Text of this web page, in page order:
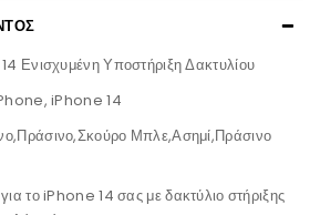
Ενισχυμένη Υποστήριξη Δακτυλίου
iPhone 14
Μπλε,Ασημί,Πράσινο
το iPhone 14 σας με δακτύλιο στήριξης